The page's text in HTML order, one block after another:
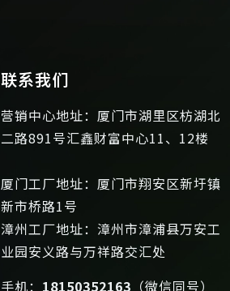
联系我们
营销中心地址：厦门市湖里区枋湖北
二路891号汇鑫财富中心11、12楼
厦门工厂地址：厦门市翔安区新圩镇
新市桥路1号
漳州工厂地址：漳州市漳浦县万安工
业园安义路与万祥路交汇处
手机： 18150352163 （微信同号）